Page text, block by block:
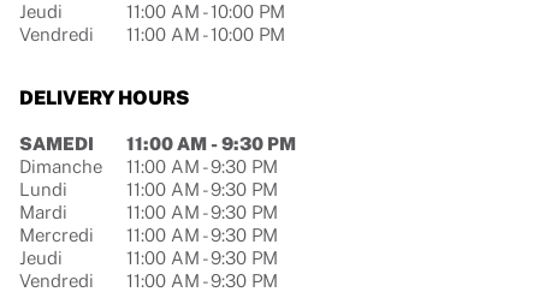
Jeudi
11:00 AM -10:00 PM
Vendredi
11:00 AM -10:00 PM
DELIVERY HOURS
Jour de la semaineHours
SAMEDI 11:00 AM -9:30 PM
Dimanche
11:00 AM -9:30 PM
Lundi
11:00 AM -9:30 PM
Mardi
11:00 AM -9:30 PM
Mercredi
11:00 AM -9:30 PM
Jeudi
11:00 AM -9:30 PM
Vendredi
11:00 AM -9:30 PM